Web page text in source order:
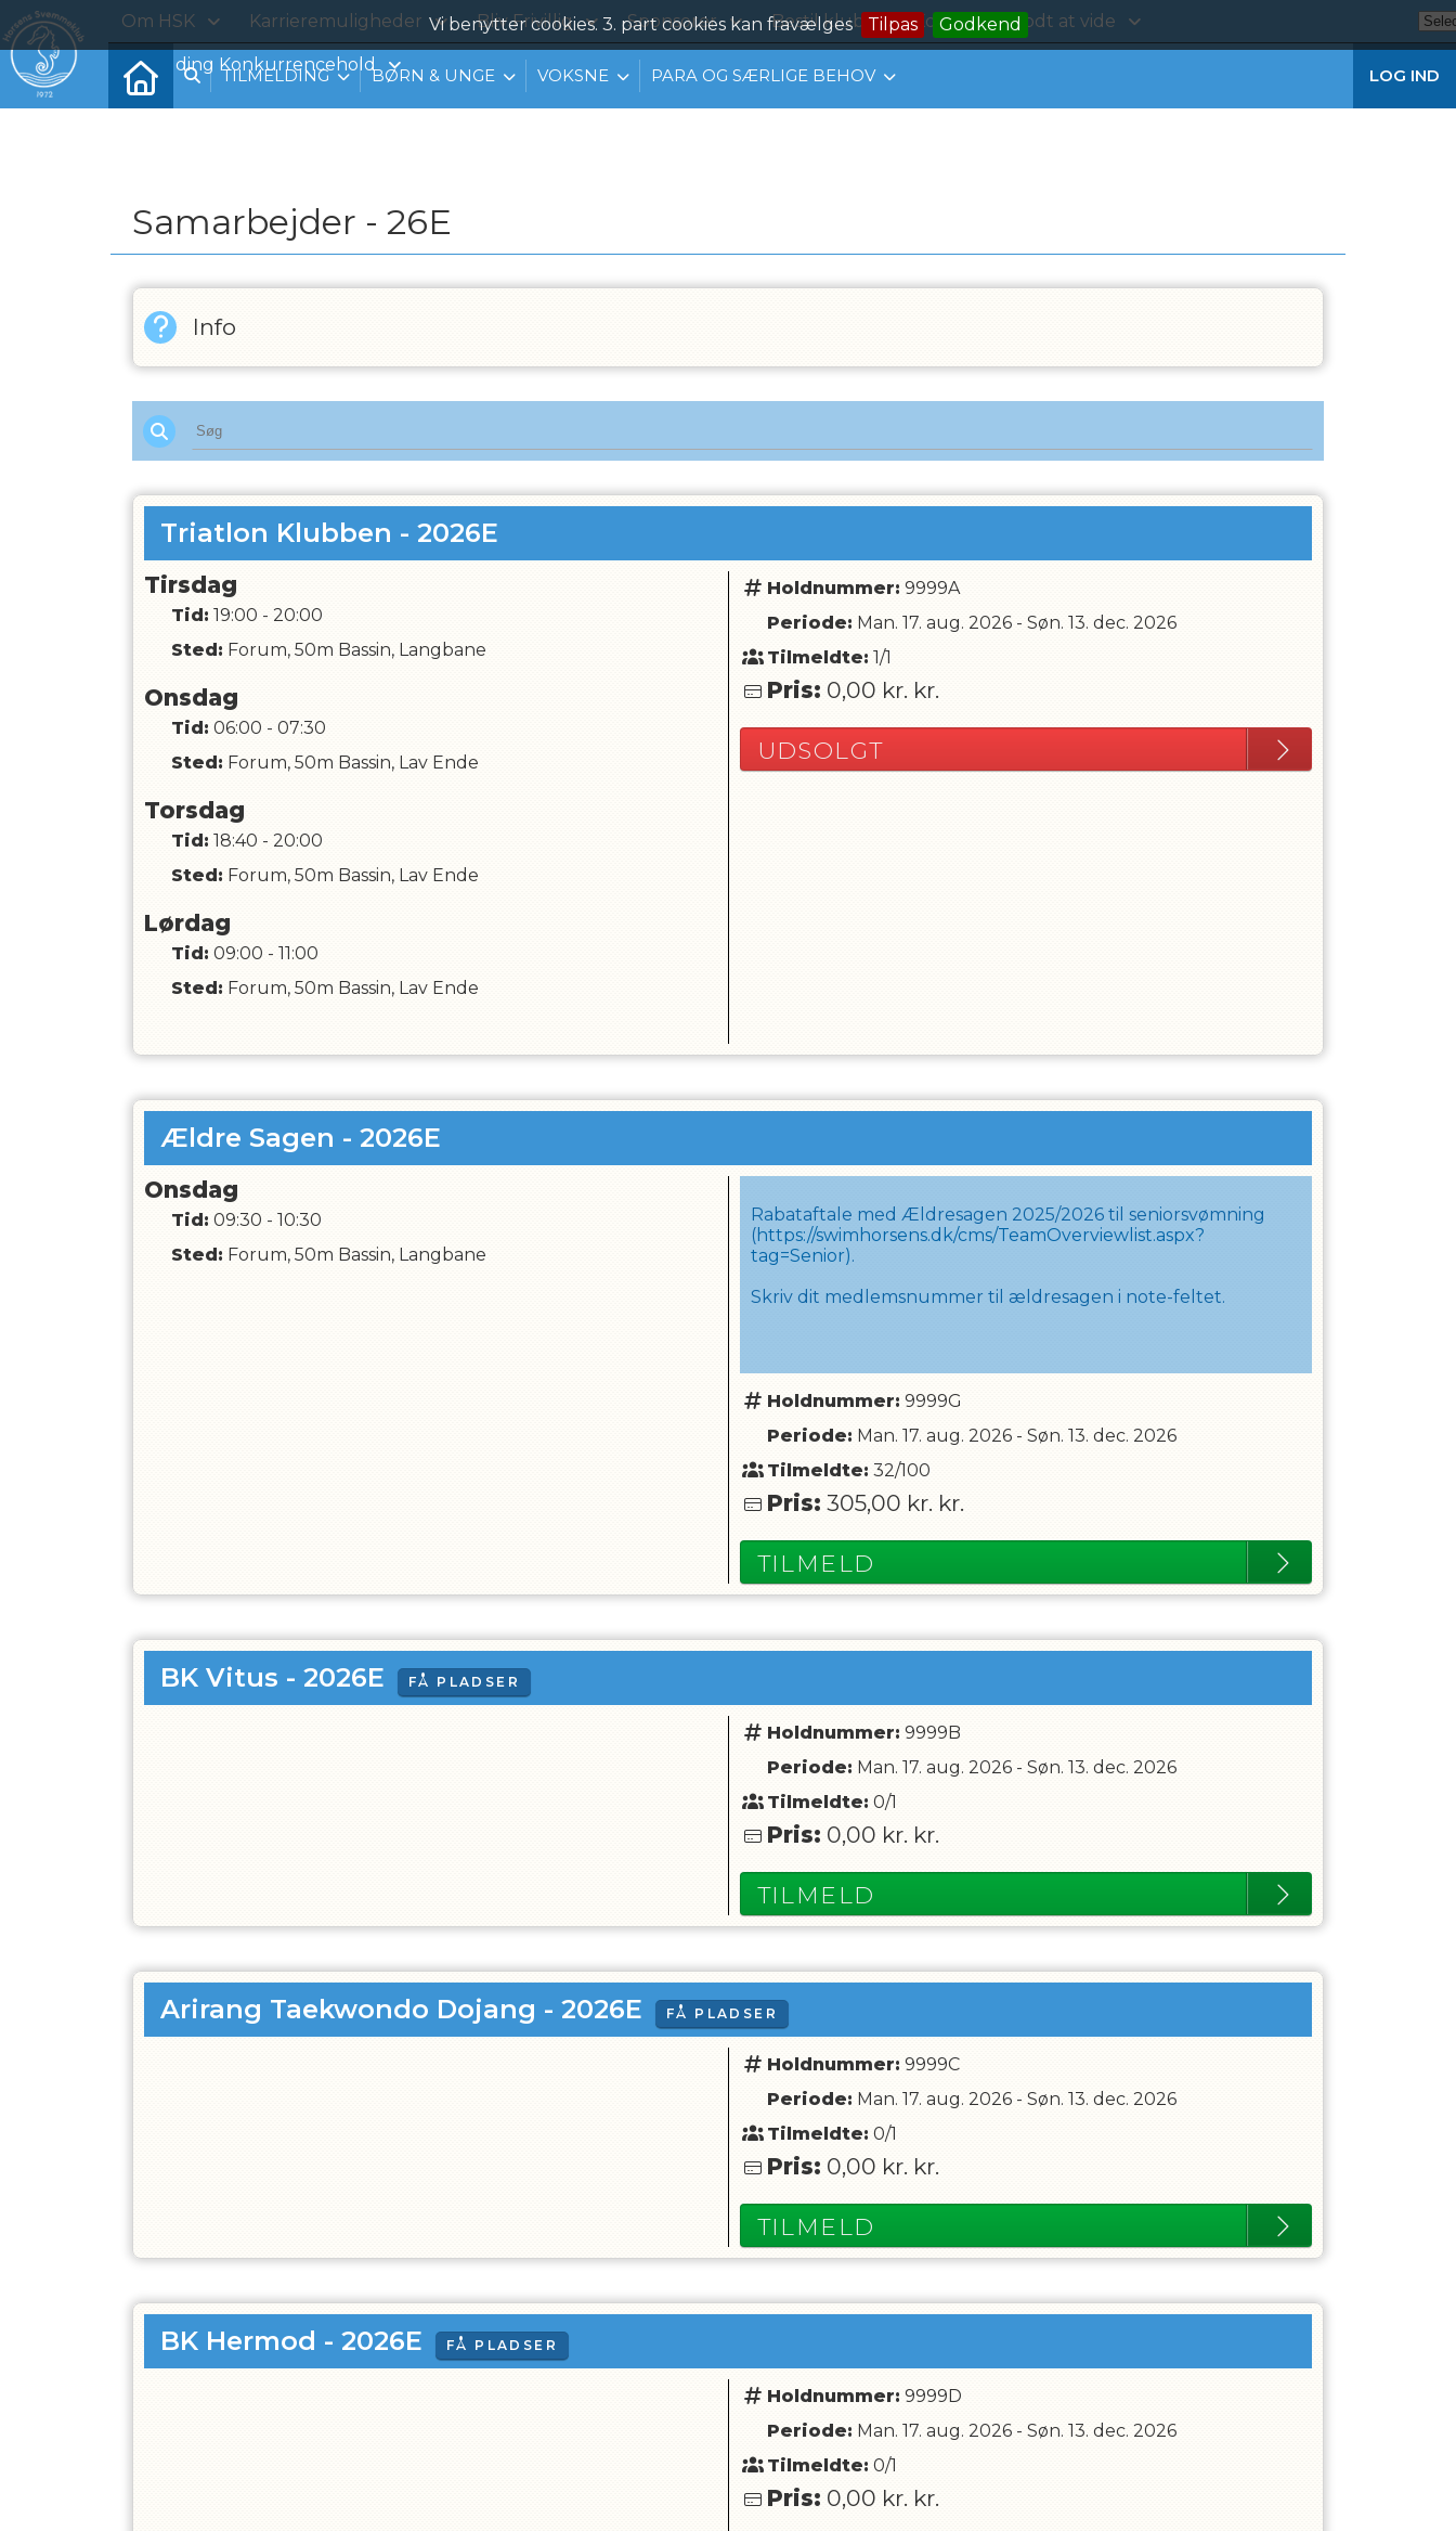
Vi benytter cookies. 3. part cookies kan fravælges Tilpas Godkend
TILMELDING BØRN & UNGE VOKSNE PARA OG SÆRLIGE BEHOV LOG IND
Om HSK Karrieremuligheder Bliv Frivillig Sponsorer Bestil klubtøj Kontakt Godt at vide
Tilmelding Konkurrencehold
Samarbejder - 26E
Info
Triatlon Klubben - 2026E
Tirsdag
Tid: 19:00 - 20:00
Sted: Forum, 50m Bassin, Langbane
Onsdag
Tid: 06:00 - 07:30
Sted: Forum, 50m Bassin, Lav Ende
Torsdag
Tid: 18:40 - 20:00
Sted: Forum, 50m Bassin, Lav Ende
Lørdag
Tid: 09:00 - 11:00
Sted: Forum, 50m Bassin, Lav Ende
Holdnummer: 9999A
Periode: Man. 17. aug. 2026 -Søn. 13. dec. 2026
Tilmeldte: 1/1
Pris: 0,00 kr. kr.
UDSOLGT
Ældre Sagen - 2026E
Onsdag
Tid: 09:30 - 10:30
Sted: Forum, 50m Bassin, Langbane
Rabataftale med Ældresagen 2025/2026 til seniorsvømning
(https://swimhorsens.dk/cms/TeamOverviewlist.aspx?
tag=Senior).
Skriv dit medlemsnummer til ældresagen i note-feltet.
Holdnummer: 9999G
Periode: Man. 17. aug. 2026 -Søn. 13. dec. 2026
Tilmeldte: 32/100
Pris: 305,00 kr. kr.
TILMELD
BK Vitus - 2026E FÅ PLADSER
Holdnummer: 9999B
Periode: Man. 17. aug. 2026 -Søn. 13. dec. 2026
Tilmeldte: 0/1
Pris: 0,00 kr. kr.
TILMELD
Arirang Taekwondo Dojang - 2026E FÅ PLADSER
Holdnummer: 9999C
Periode: Man. 17. aug. 2026 -Søn. 13. dec. 2026
Tilmeldte: 0/1
Pris: 0,00 kr. kr.
TILMELD
BK Hermod - 2026E FÅ PLADSER
Holdnummer: 9999D
Periode: Man. 17. aug. 2026 -Søn. 13. dec. 2026
Tilmeldte: 0/1
Pris: 0,00 kr. kr.